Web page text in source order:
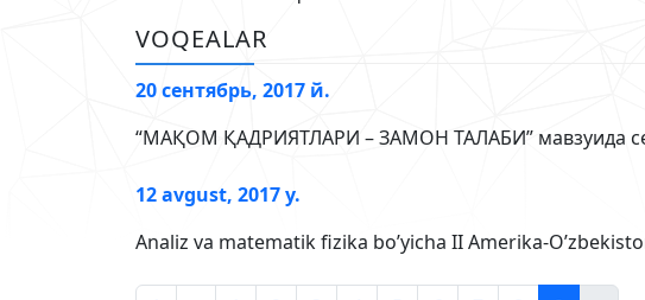
VOQEALAR
20 сентябрь, 2017 й.
“МАҚОМ ҚАДРИЯТЛАРИ ­– ЗАМОН ТАЛАБИ” мавзуида
12 avgust, 2017 y.
Analiz va matematik fizika bo’yicha II Amerika-